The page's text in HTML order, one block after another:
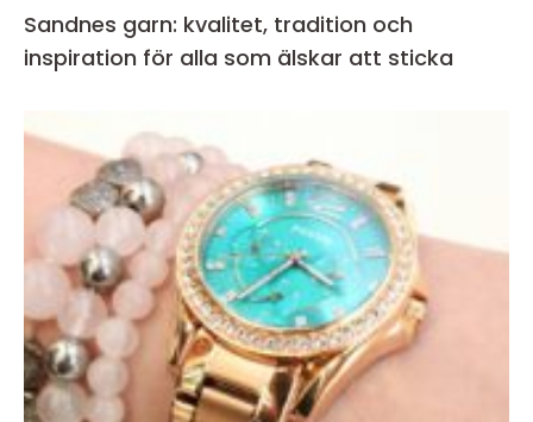
Sandnes garn: kvalitet, tradition och
inspiration för alla som älskar att sticka